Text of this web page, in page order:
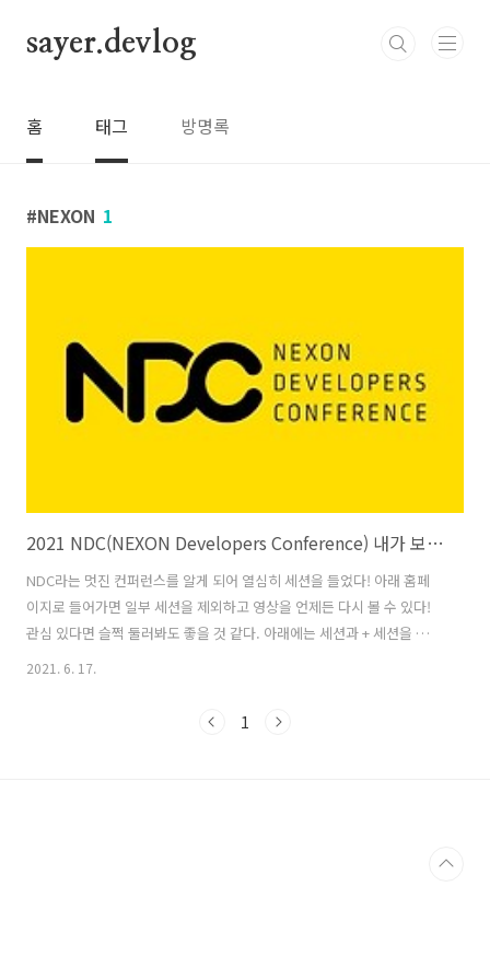
sayer.devlog
홈 태그 방명록
NEXON 1
2021 NDC(NEXON Developers Conference) 내가 보려고 정리하는 필기
NDC라는 멋진 컨퍼런스를 알게 되어 열심히 세션을 들었다! 아래 홈페
이지로 들어가면 일부 세션을 제외하고 영상을 언제든 다시 볼 수 있다!
관심 있다면 슬쩍 둘러봐도 좋을 것 같다. 아래에는 세션과 + 세션을 들으
며 나 혼자 끄적거린 필기를 남겨본다. 세션은 게임기획 파트에 포함되는
CONFERENCE 공지사항 ndc.nexon.com 영상이 공개되어 있어 필기
2021. 6. 17.
1